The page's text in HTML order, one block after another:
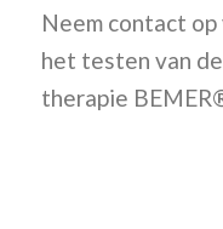
Neem contact
het testen van
therapie